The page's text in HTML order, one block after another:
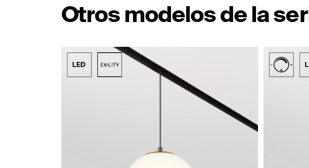
Otros modelos de la